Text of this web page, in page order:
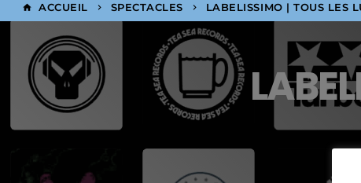
home ACCUEIL keyboard_arrow_right SPECTACLES keyboard_arrow_right LABELISSIMO | TOUS LES